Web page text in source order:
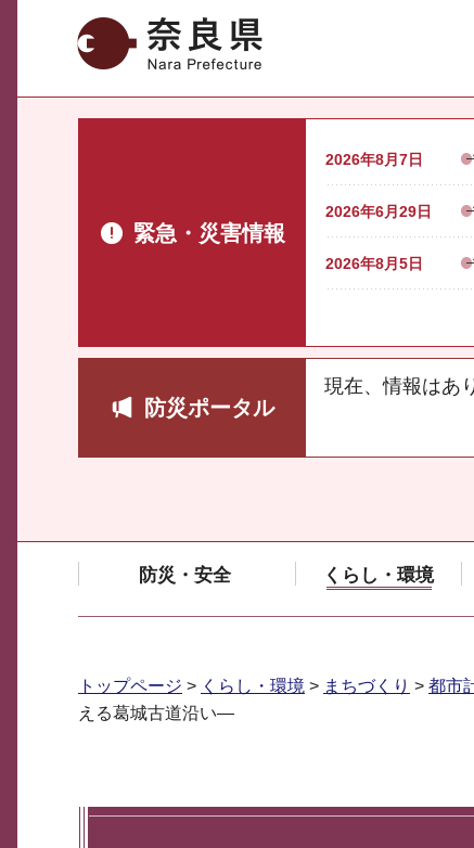
奈良県
緊急・災害情報
2026年8月7日
2026年6月29日
2026年8月5日
防災ポータル
現在、情報はあ
防災・安全 くらし・環境
トップページ > くらし・環境 > まちづくり > 都市
える葛城古道沿い―